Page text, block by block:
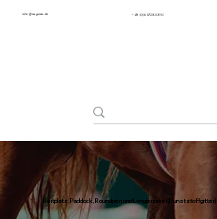
info@sagustu.de +49 (0) 6372 8031-0
Reitplatz, Paddock, Roundpen und Longierzirkel (Kunststoffgitter)